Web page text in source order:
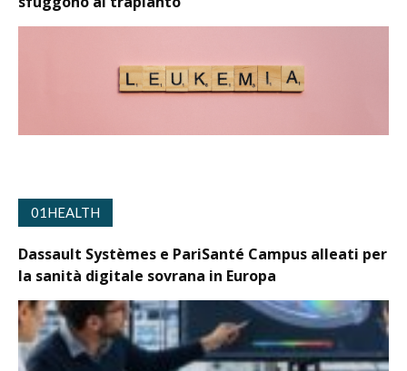
01HEALTH
Dassault Systèmes e PariSanté Campus alleati per
la sanità digitale sovrana in Europa